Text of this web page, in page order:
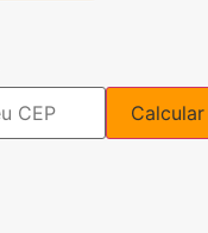
Calcular